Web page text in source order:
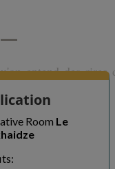
—
entend des rires
Room Le